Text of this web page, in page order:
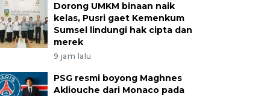
Dorong UMKM binaan naik
kelas, Pusri gaet Kemenkum
Sumsel lindungi hak cipta dan
merek
9 jam lalu
PSG resmi boyong Maghnes
Akliouche dari Monaco pada